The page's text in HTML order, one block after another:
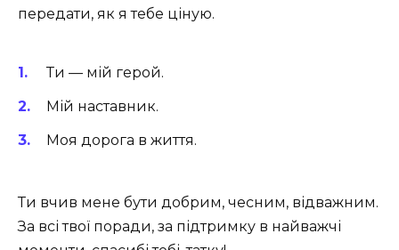
передати, як я тебе ціную.
Ти — мій герой.
Мій наставник.
Моя дорога в життя.
Ти вчив мене бути добрим, чесним, відважним.
За всі твої поради, за підтримку в найважчі